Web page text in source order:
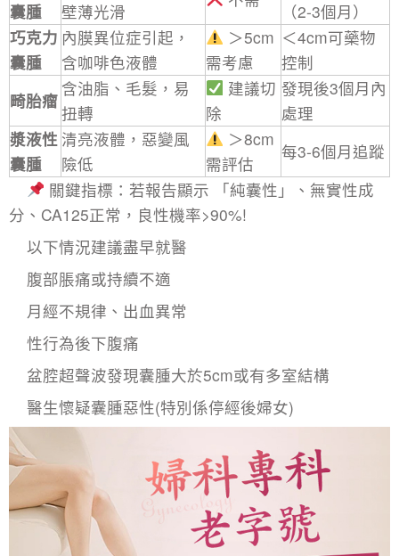
囊腫
壁薄光滑
（2-3個月）
巧克力
囊腫
內膜異位症引起，
含咖啡色液體
＞5cm
需考慮
＜4cm可藥物
控制
畸胎瘤
含油脂、毛髮，易
扭轉
建議切
除
發現後3個月內
處理
漿液性
囊腫
清亮液體，惡變風
險低
＞8cm
需評估
每3-6個月追蹤
關鍵指標：若報告顯示 「純囊性」、無實性成
分、CA125正常，良性機率>90%!
以下情況建議盡早就醫
腹部脹痛或持續不適
月經不規律、出血異常
性行為後下腹痛
盆腔超聲波發現囊腫大於5cm或有多室結構
醫生懷疑囊腫惡性(特別係停經後婦女)